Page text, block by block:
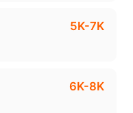
5K-7K
6K-8K